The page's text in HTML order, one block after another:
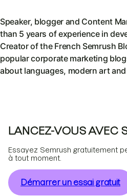
Speaker, blogger and Content
than 5 years of experience in
Creator of the French Semrush
popular corporate marketing
about languages, modern art
LANCEZ-VOUS AVEC
Essayez Semrush gratuitement
à tout moment.
Démarrer un essai gratuit